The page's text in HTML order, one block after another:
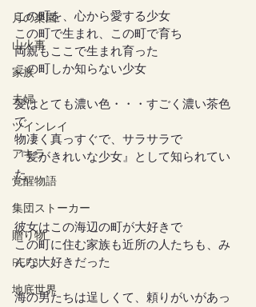
月の楽園
山火事
家族
夫婦
ツインレイ
アキラ
覚醒物語
集団ストーカー
贈り物
REFSI
地底世界
この町を、心から愛する少女
この町で生まれ、この町で育ち
両親もここで生まれ育った
この町しか知らない少女
髪はとても濃い色・・・すごく濃い茶色
で
物凄く真っすぐで、サラサラで
『髪がきれいな少女』として知られてい
た
彼女はこの海辺の町が大好きで
この町に住む家族も近所の人たちも、み
んな大好きだった
海の男たちは逞しくて、頼りがいがあっ